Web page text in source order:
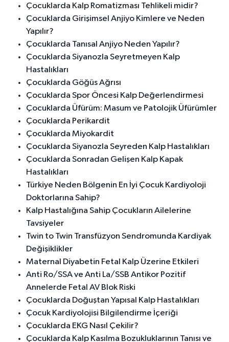
Çocuklarda Kalp Romatizması Tehlikeli midir?
Çocuklarda Girişimsel Anjiyo Kimlere ve Neden
Yapılır?
Çocuklarda Tanısal Anjiyo Neden Yapılır?
Çocuklarda Siyanozla Seyretmeyen Kalp
Hastalıkları
Çocuklarda Göğüs Ağrısı
Çocuklarda Spor Öncesi Kalp Değerlendirmesi
Çocuklarda Üfürüm: Masum ve Patolojik Üfürümler
Çocuklarda Perikardit
Çocuklarda Miyokardit
Çocuklarda Siyanozla Seyreden Kalp Hastalıkları
Çocuklarda Sonradan Gelişen Kalp Kapak
Hastalıkları
Türkiye Neden Bölgenin En İyi Çocuk Kardiyoloji
Doktorlarına Sahip?
Kalp Hastalığına Sahip Çocukların Ailelerine
Tavsiyeler
Twin to Twin Transfüzyon Sendromunda Kardiyak
Değişiklikler
Maternal Diyabetin Fetal Kalp Üzerine Etkileri
Anti Ro/SSA ve Anti La/SSB Antikor Pozitif
Annelerde Fetal AV Blok Riski
Çocuklarda Doğuştan Yapısal Kalp Hastalıkları
Çocuk Kardiyolojisi Bilgilendirme İçeriği
Çocuklarda EKG Nasıl Çekilir?
Çocuklarda Kalp Kasılma Bozukluklarının Tanısı ve